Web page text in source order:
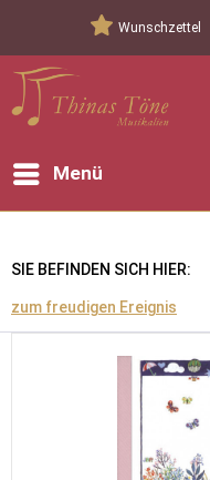
Wunschzettel
Menü
SIE BEFINDEN SICH HIER:
zum freudigen Ereignis